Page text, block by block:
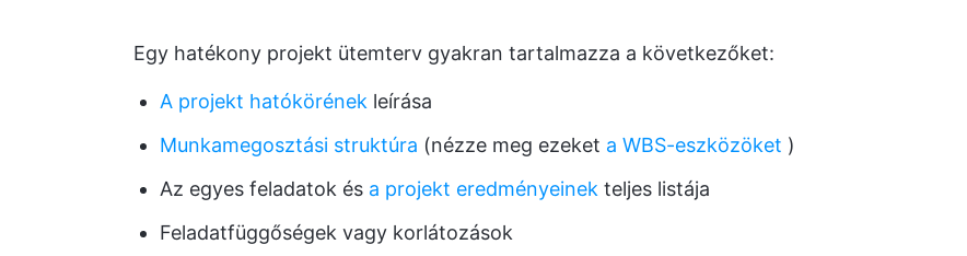
Egy hatékony projekt ütemterv gyakran tartalmazza a következőket:
A projekt hatókörének leírása
Munkamegosztási struktúra (nézze meg ezeket a WBS-eszközöket )
Az egyes feladatok és a projekt eredményeinek teljes listája
Feladatfüggőségek vagy korlátozások